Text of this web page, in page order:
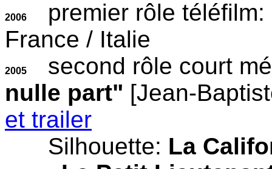
2006 premier rôle téléfilm:
France / Italie
2005
second rôle court
nulle part" [Jean-
et trailer
Silhouette: La